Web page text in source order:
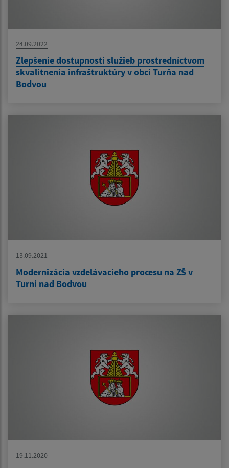
24.09.2022
Zlepšenie dostupnosti služieb prostredníctvom
skvalitnenia infraštruktúry v obci Turňa nad
Bodvou
13.09.2021
Modernizácia vzdelávacieho procesu na ZŠ v
Turni nad Bodvou
19.11.2020